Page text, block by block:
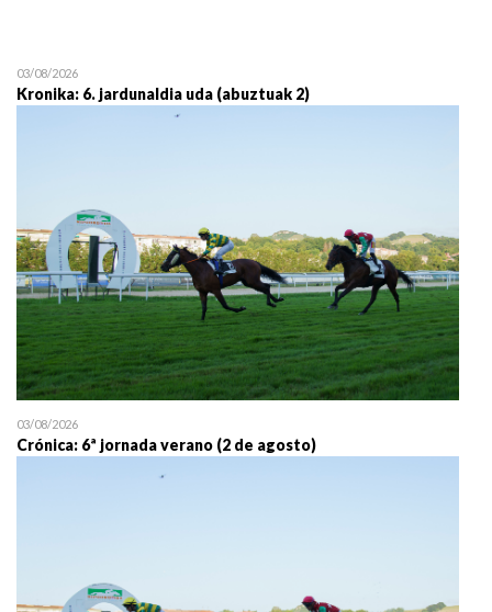
19/07 11:30
03/08/2026
Kronika: 6. jardunaldia uda (abuztuak 2)
03/08/2026
Crónica: 6ª jornada verano (2 de agosto)